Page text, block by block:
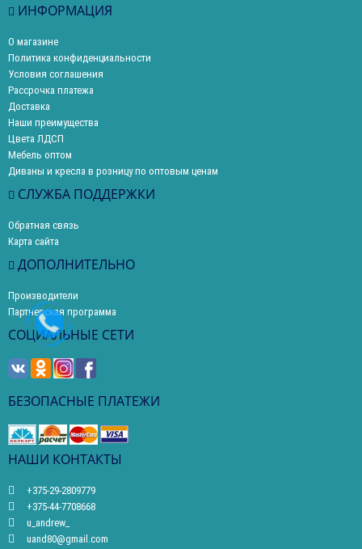
ИНФОРМАЦИЯ
О магазине
Политика конфиденциальности
Условия соглашения
Рассрочка платежа
Доставка
Наши преимущества
Цвета ЛДСП
Мебель оптом
Диваны и кресла в розницу по оптовым ценам
СЛУЖБА ПОДДЕРЖКИ
Обратная связь
Карта сайта
ДОПОЛНИТЕЛЬНО
Производители
Партнерская программа
СОЦИАЛЬНЫЕ СЕТИ
БЕЗОПАСНЫЕ ПЛАТЕЖИ
НАШИ КОНТАКТЫ
+375-29-2809779
+375-44-7708668
u_andrew_
uand80@gmail.com